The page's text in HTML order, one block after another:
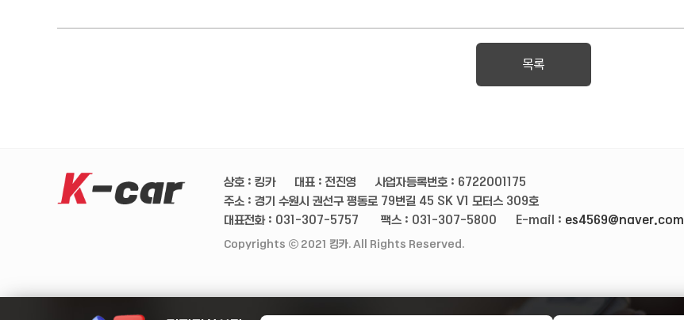
목록
상호 : 킹카 대표 : 전진영
사업자등록번호 : 6722001175
주소 : 경기 수원시 권선구 평동로 79번길 45 SK V1 모터스 309호
대표전화 : 031-307-5757
팩스 : 031-307-5800 E-mail : es4569@naver.com
Copyrights ⓒ 2021 킹카. All Rights Reserved.